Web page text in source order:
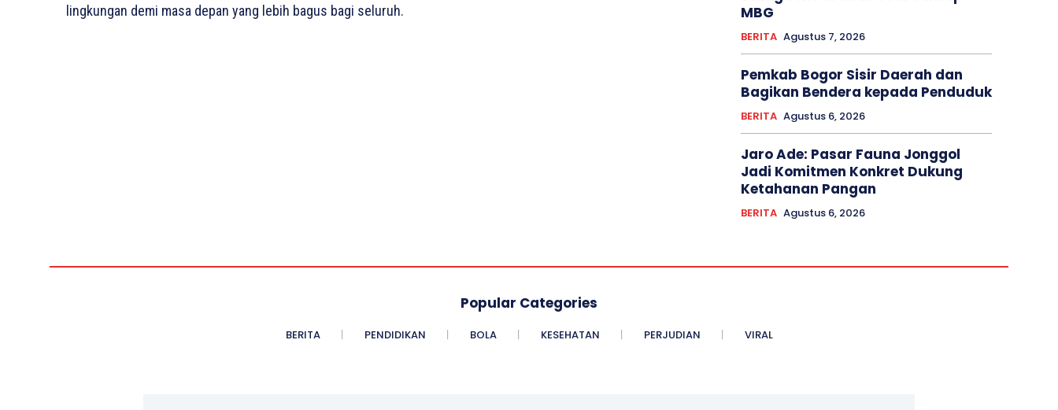
lingkungan demi masa depan yang lebih bagus bagi seluruh.
MBG
BERITA Agustus 7, 2026
Pemkab Bogor Sisir Daerah dan
Bagikan Bendera kepada Penduduk
BERITA Agustus 6, 2026
Jaro Ade: Pasar Fauna Jonggol
Jadi Komitmen Konkret Dukung
Ketahanan Pangan
BERITA Agustus 6, 2026
Popular Categories
BERITA PENDIDIKAN BOLA KESEHATAN PERJUDIAN VIRAL